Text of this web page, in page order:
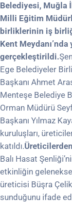
Belediyesi, Muğla
Milli Eğitim
birliklerinin iş
Kent
gerçekleştirildi.
Ege Belediyeler
Başkanı Ahmet
Menteşe Belediye
Orman Müdürü
Başkanı Yılmaz
kuruluşları,
katıldı.
Balı Hasat
etkinliğin
üreticisi Büşra
sunduğunu ifade